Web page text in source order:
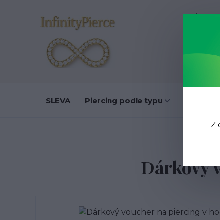
O nás
SLEVA Piercing podle typu
Dárkový
Z